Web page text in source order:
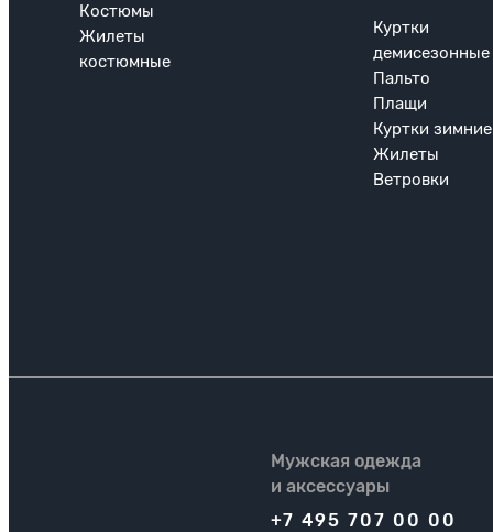
Костюмы
Жилеты
костюмные
Куртки
демисезонные
Пальто
Плащи
Куртки зимние
Жилеты
Ветровки
Мужская одежда
и аксессуары
+7 495 707 00 00